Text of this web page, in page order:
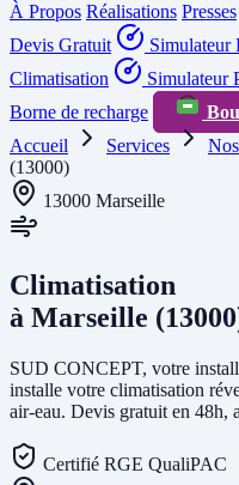
À Propos Réalisations Presses
Devis Gratuit
Simulateur
Climatisation
Simulateur
Borne de recharge
Accueil
Services
(13000)
13000 Marseille
Climatisation
à Marseille
SUD CONCEPT, votre
installe votre climatisation
air-eau. Devis gratuit en 48h,
Certifié RGE QualiPAC